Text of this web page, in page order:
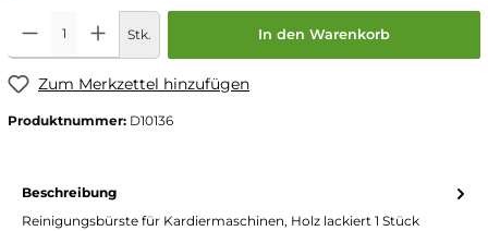
Stk. In den Warenkorb
Zum Merkzettel hinzufügen
Produktnummer: D10136
Beschreibung
Reinigungsbürste für Kardiermaschinen, Holz lackiert 1 Stück